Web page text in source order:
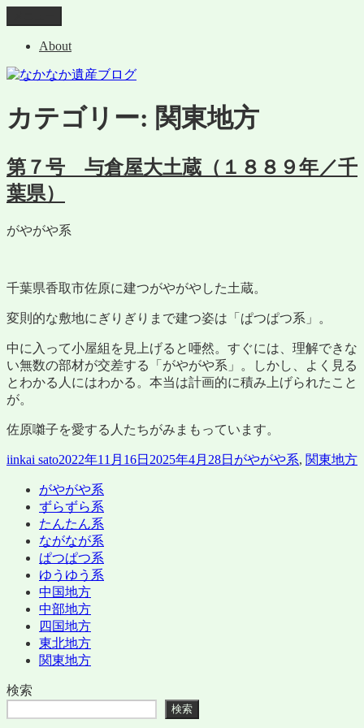
ン
ン
ツ
ス
キ
プ
なかなか遺産ブログ
About
カテゴリー: 関東地方
第７号 与倉屋大土蔵（１８８９年／千
葉県）
がやがや系
千葉県香取市佐原に建つがやがやした土蔵。
変則的な敷地にぎりぎりまで建つ姿は「ぱつぱつ系」。
中に入って小屋組を見上げると唖然。すぐには、理解できな
い無数の部材が交差する「がやがや系」。しかし、よく見る
とわかる人にはわかる。本当は計画的に積み上げられたこと
が。
佐原囃子を愛する人たちがみまもっています。
投
iinkai sato投
日:
2022年11月16日 2025年4月28日 カ
がやがや系, 関東地方
がやがや系
ずらずら系
たんたん系
ながなが系
ぱつぱつ系
ゆうゆう系
中国地方
中部地方
四国地方
東北地方
関東地方
検索
検索